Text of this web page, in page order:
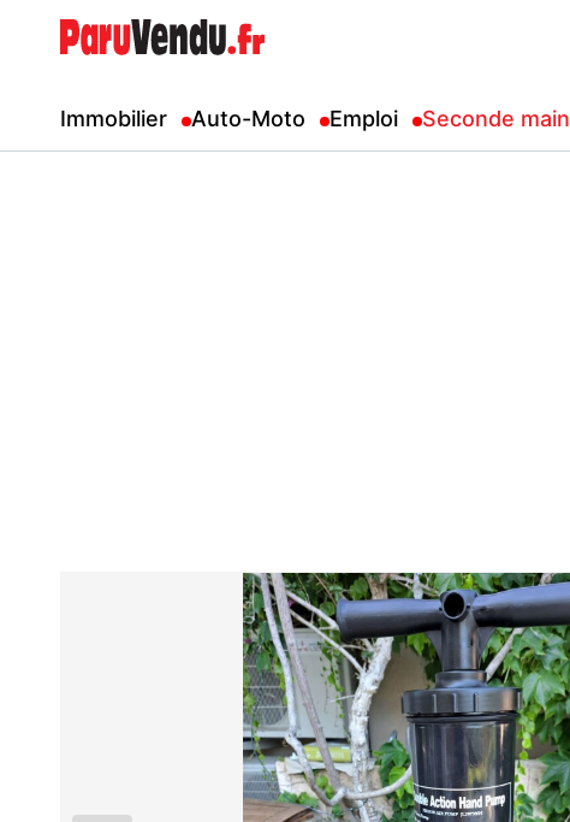
Immobilier Auto-Moto Emploi Seconde main